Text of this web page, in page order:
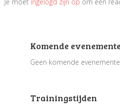
Komende
Geen komende
Trainingstijden